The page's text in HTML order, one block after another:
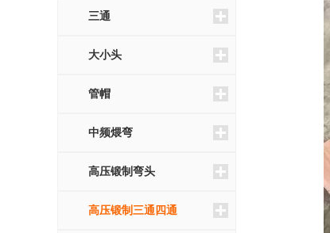
三通
大小头
管帽
中频煨弯
高压锻制弯头
高压锻制三通四通